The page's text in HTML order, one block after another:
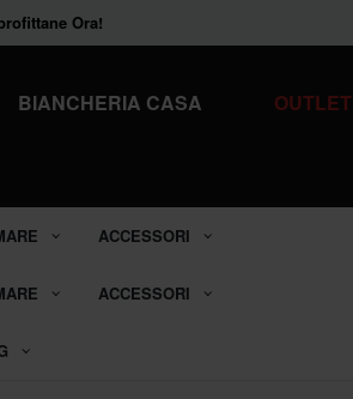
Ora!
BIANCHERIA CASA OUTLET
ACCESSORI
ACCESSORI